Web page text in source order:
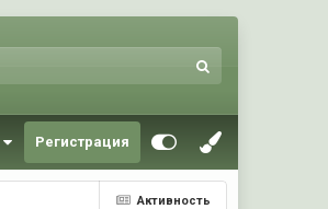
Регистрация
Активность